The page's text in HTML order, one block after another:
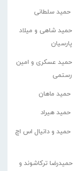
حمید سلطانی
حمید شاهی و میلاد
پارسیان
حمید عسکری و امین
رستمی
حمید ماهان
حمید هیراد
حمید و دانیال اس اچ
حمیدرضا ترکاشوند و